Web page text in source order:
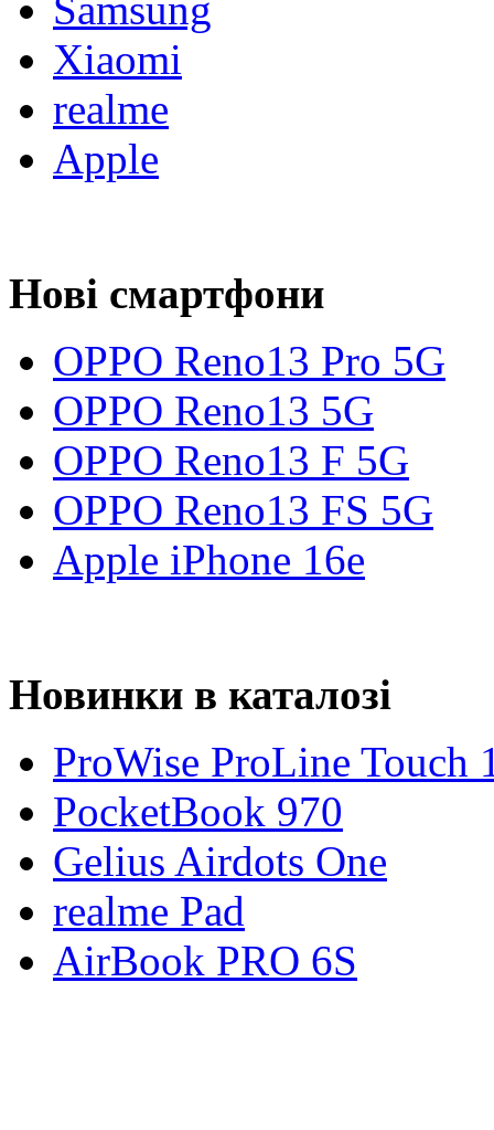
Xiaomi
realme
Apple
Нові смартфони
OPPO Reno13 Pro 5G
OPPO Reno13 5G
OPPO Reno13 F 5G
OPPO Reno13 FS 5G
Apple iPhone 16e
Новинки в каталозі
ProWise ProLine Touch
PocketBook 970
Gelius Airdots One
realme Pad
AirBook PRO 6S